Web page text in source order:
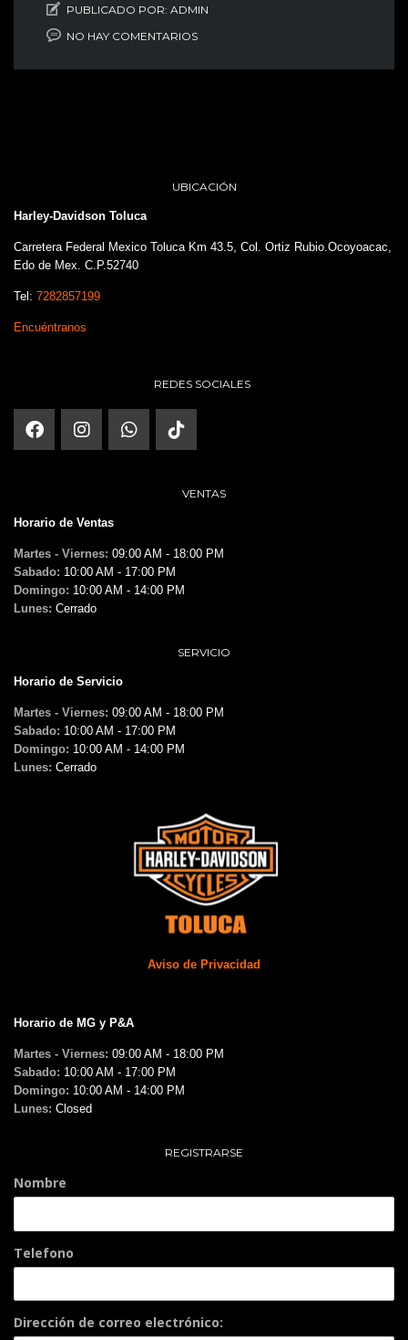
PUBLICADO POR: ADMIN
NO HAY COMENTARIOS
UBICACIÓN
Harley-Davidson Toluca
Carretera Federal Mexico Toluca Km 43.5, Col. Ortiz Rubio.Ocoyoacac,
Edo de Mex. C.P.52740
Tel: 7282857199
Encuéntranos
REDES SOCIALES
VENTAS
Horario de Ventas
Martes - Viernes: 09:00 AM - 18:00 PM
Sabado: 10:00 AM - 17:00 PM
Domingo: 10:00 AM - 14:00 PM
Lunes: Cerrado
SERVICIO
Horario de Servicio
Martes - Viernes: 09:00 AM - 18:00 PM
Sabado: 10:00 AM - 17:00 PM
Domingo: 10:00 AM - 14:00 PM
Lunes: Cerrado
Aviso de Privacidad
Horario de MG y P&A
Martes - Viernes: 09:00 AM - 18:00 PM
Sabado: 10:00 AM - 17:00 PM
Domingo: 10:00 AM - 14:00 PM
Lunes: Closed
REGISTRARSE
Nombre
Telefono
Dirección de correo electrónico: